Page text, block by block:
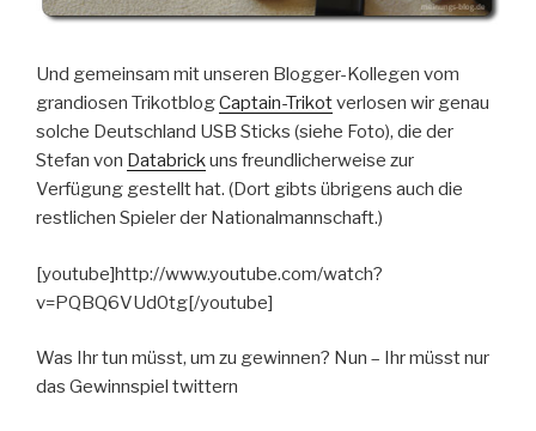
Und gemeinsam mit unseren Blogger-Kollegen vom
grandiosen TrikotblogCaptain-Trikotverlosen wir genau
solche Deutschland USB Sticks (siehe Foto), die der
Stefan von Databrickuns freundlicherweise zur
Verfügung gestellt hat. (Dort gibts übrigens auch die
restlichen Spieler der Nationalmannschaft.)
[youtube]http://www.youtube.com/watch?
v=PQBQ6VUd0tg[/youtube]
Was Ihr tun müsst, um zu gewinnen? Nun – Ihr müsst nur
das Gewinnspiel twittern